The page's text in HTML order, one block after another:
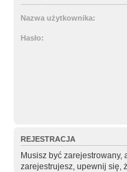
Nazwa użytkownika:
Hasło:
REJESTRACJA
Musisz być
zarejestrujesz, upewnij się,